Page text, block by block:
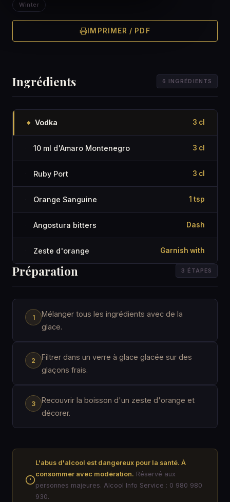
Winter
IMPRIMER / PDF
Ingrédients 6 INGRÉDIENTS
◆ Vodka 3 cl
· 10 ml d'Amaro Montenegro 3 cl
· Ruby Port 3 cl
· Orange Sanguine 1 tsp
· Angostura bitters Dash
· Zeste d'orange Garnish with
Préparation 3 ÉTAPES
Mélanger tous les ingrédients avec de la
glace.
Filtrer dans un verre à glace glacée sur des
glaçons frais.
Recouvrir la boisson d'un zeste d'orange et
décorer.
L'abus d'alcool est dangereux pour la santé. À
consommer avec modération. Réservé aux
personnes majeures. Alcool Info Service : 0 980 980
930.